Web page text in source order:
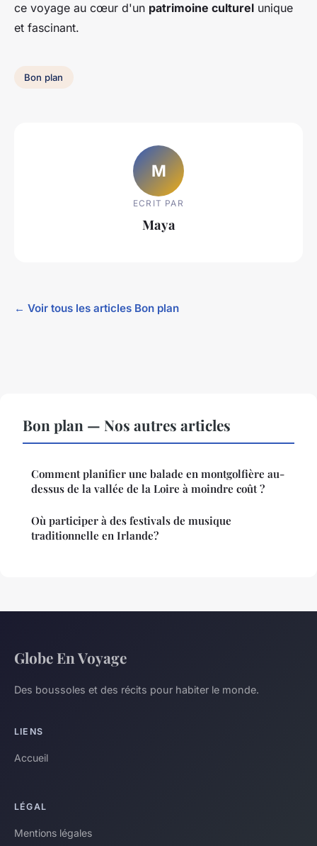
ce voyage au cœur d'un patrimoine culturel unique
et fascinant.
Bon plan
M
ECRIT PAR
Maya
← Voir tous les articles Bon plan
Bon plan — Nos autres articles
Comment planifier une balade en montgolfière au-
dessus de la vallée de la Loire à moindre coût ?
Où participer à des festivals de musique
traditionnelle en Irlande?
Globe En Voyage
Des boussoles et des récits pour habiter le monde.
LIENS
Accueil
LÉGAL
Mentions légales